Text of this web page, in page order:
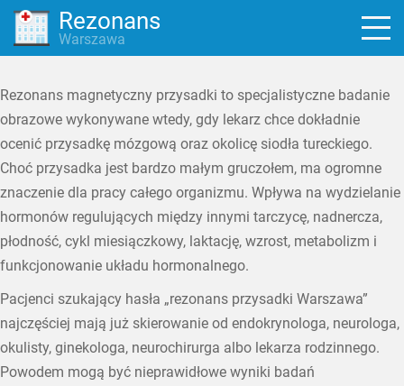
Rezonans
Warszawa
Rezonans magnetyczny przysadki to specjalistyczne badanie
obrazowe wykonywane wtedy, gdy lekarz chce dokładnie
ocenić przysadkę mózgową oraz okolicę siodła tureckiego.
Choć przysadka jest bardzo małym gruczołem, ma ogromne
znaczenie dla pracy całego organizmu. Wpływa na wydzielanie
hormonów regulujących między innymi tarczycę, nadnercza,
płodność, cykl miesiączkowy, laktację, wzrost, metabolizm i
funkcjonowanie układu hormonalnego.
Pacjenci szukający hasła „rezonans przysadki Warszawa”
najczęściej mają już skierowanie od endokrynologa, neurologa,
okulisty, ginekologa, neurochirurga albo lekarza rodzinnego.
Powodem mogą być nieprawidłowe wyniki badań